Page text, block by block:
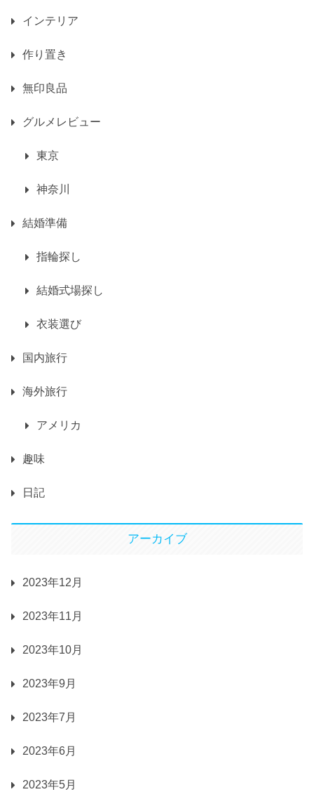
インテリア
作り置き
無印良品
グルメレビュー
東京
神奈川
結婚準備
指輪探し
結婚式場探し
衣装選び
国内旅行
海外旅行
アメリカ
趣味
日記
アーカイブ
2023年12月
2023年11月
2023年10月
2023年9月
2023年7月
2023年6月
2023年5月